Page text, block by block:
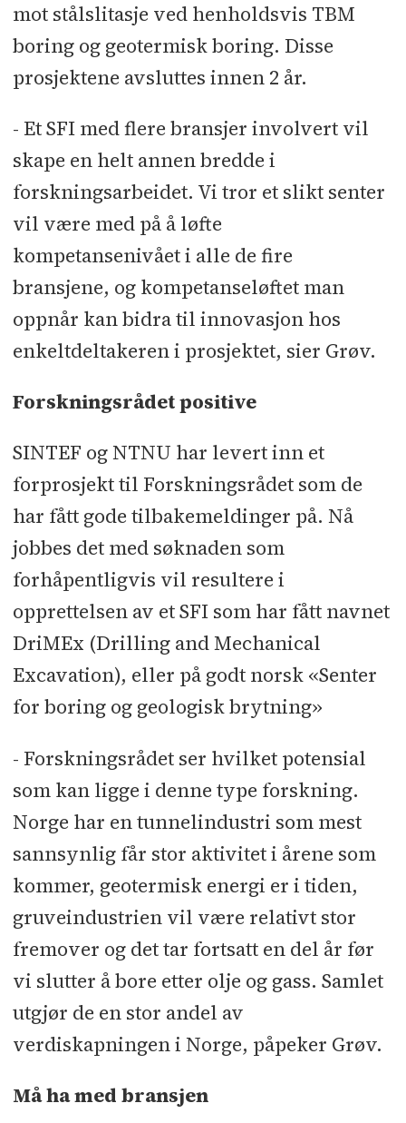
mot stålslitasje ved henholdsvis TBM
boring og geotermisk boring. Disse
prosjektene avsluttes innen 2 år.
- Et SFI med flere bransjer involvert vil
skape en helt annen bredde i
forskningsarbeidet. Vi tror et slikt senter
vil være med på å løfte
kompetansenivået i alle de fire
bransjene, og kompetanseløftet man
oppnår kan bidra til innovasjon hos
enkeltdeltakeren i prosjektet, sier Grøv.
Forskningsrådet positive
SINTEF og NTNU har levert inn et
forprosjekt til Forskningsrådet som de
har fått gode tilbakemeldinger på. Nå
jobbes det med søknaden som
forhåpentligvis vil resultere i
opprettelsen av et SFI som har fått navnet
DriMEx (Drilling and Mechanical
Excavation), eller på godt norsk «Senter
for boring og geologisk brytning»
- Forskningsrådet ser hvilket potensial
som kan ligge i denne type forskning.
Norge har en tunnelindustri som mest
sannsynlig får stor aktivitet i årene som
kommer, geotermisk energi er i tiden,
gruveindustrien vil være relativt stor
fremover og det tar fortsatt en del år før
vi slutter å bore etter olje og gass. Samlet
utgjør de en stor andel av
verdiskapningen i Norge, påpeker Grøv.
Må ha med bransjen